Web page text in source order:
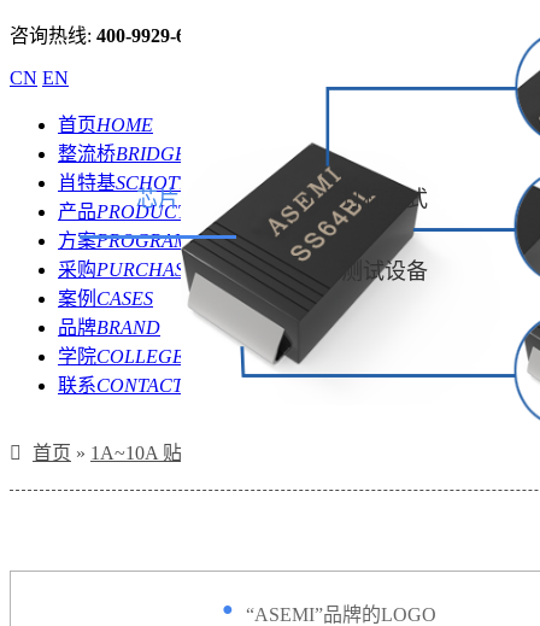
咨询热线: 400-9929-667
CN EN
首页HOME
整流桥BRIDGE
肖特基SCHOTTKY
产品PRODUCT
方案PROGRAM
采购PURCHASE
案例 CASES
品牌BRAND
学院COLLEGE
联系CONTACT
首页 » 1A~10A 贴片肖特基
● “ASEMI”品牌的LOGO
芯片 打标方式
测试设备